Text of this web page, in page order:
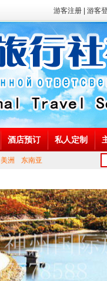
游客注册 游客
酒店预订 私人定制
美洲 东南亚